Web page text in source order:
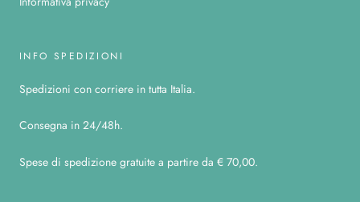
INFO SPEDIZIONI
Spedizioni con corriere in tutta Italia.
Consegna in 24/48h.
Spese di spedizione gratuite a partire da € 70,00.